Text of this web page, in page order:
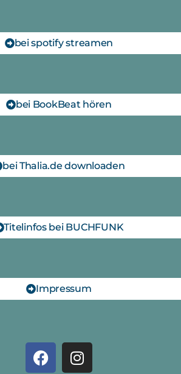
bei spotify streamen
bei BookBeat hören
bei Thalia.de downloaden
Titelinfos bei BUCHFUNK
Impressum